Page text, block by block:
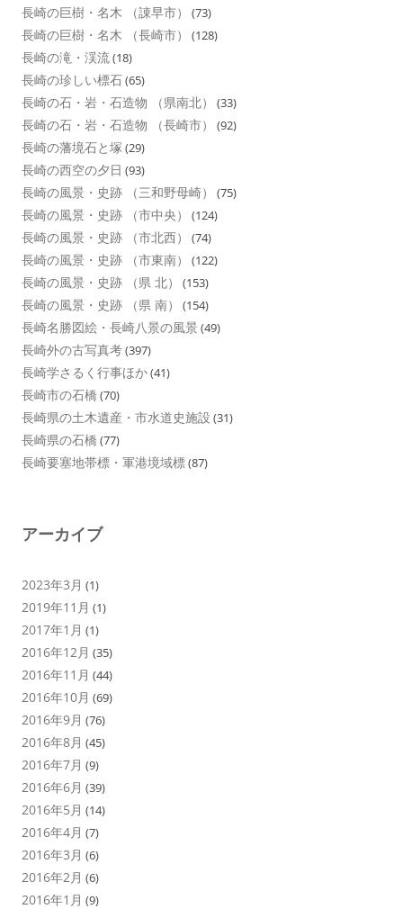
長崎の巨樹・名木 （諌早市） (73)
長崎の巨樹・名木 （長崎市） (128)
長崎の滝・渓流(18)
長崎の珍しい標石(65)
長崎の石・岩・石造物 （県南北） (33)
長崎の石・岩・石造物 （長崎市） (92)
長崎の藩境石と塚 (29)
長崎の西空の夕日 (93)
長崎の風景・史跡 （三和野母崎） (75)
長崎の風景・史跡 （市中央） (124)
長崎の風景・史跡 （市北西） (74)
長崎の風景・史跡 （市東南） (122)
長崎の風景・史跡 （県 北） (153)
長崎の風景・史跡 （県 南） (154)
長崎名勝図絵・長崎八景の風景 (49)
長崎外の古写真考(397)
長崎学さるく行事ほか(41)
長崎市の石橋 (70)
長崎県の土木遺産・市水道史施設 (31)
長崎県の石橋 (77)
長崎要塞地帯標・軍港境域標(87)
アーカイブ
2023年3月 (1)
2019年11月 (1)
2017年1月 (1)
2016年12月 (35)
2016年11月 (44)
2016年10月 (69)
2016年9月 (76)
2016年8月 (45)
2016年7月 (9)
2016年6月 (39)
2016年5月 (14)
2016年4月 (7)
2016年3月 (6)
2016年2月 (6)
2016年1月 (9)